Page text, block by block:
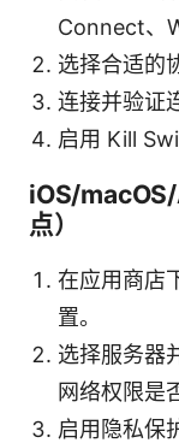
Connect、
选择合适的
连接并验证
启用 Kill
iOS/
点）
在应用商店
置。
选择服务器
网络权限是
启用隐私保